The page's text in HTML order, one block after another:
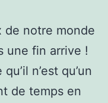
de notre monde
une fin arrive !
n’est qu’un
de temps en